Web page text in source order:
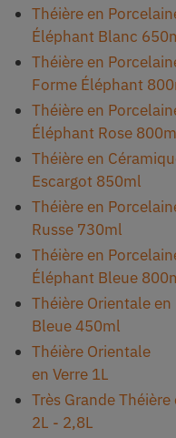
Théière en
Éléphant Blanc
Théière en
Forme Éléphant
Théière en
Éléphant Rose
Théière en
Escargot 850ml
Théière en
Russe 730ml
Théière en
Éléphant Bleue
Théière Orientale
Bleue 450ml
Théière Orientale
en Verre 1L
Très Grande
2L - 2,8L